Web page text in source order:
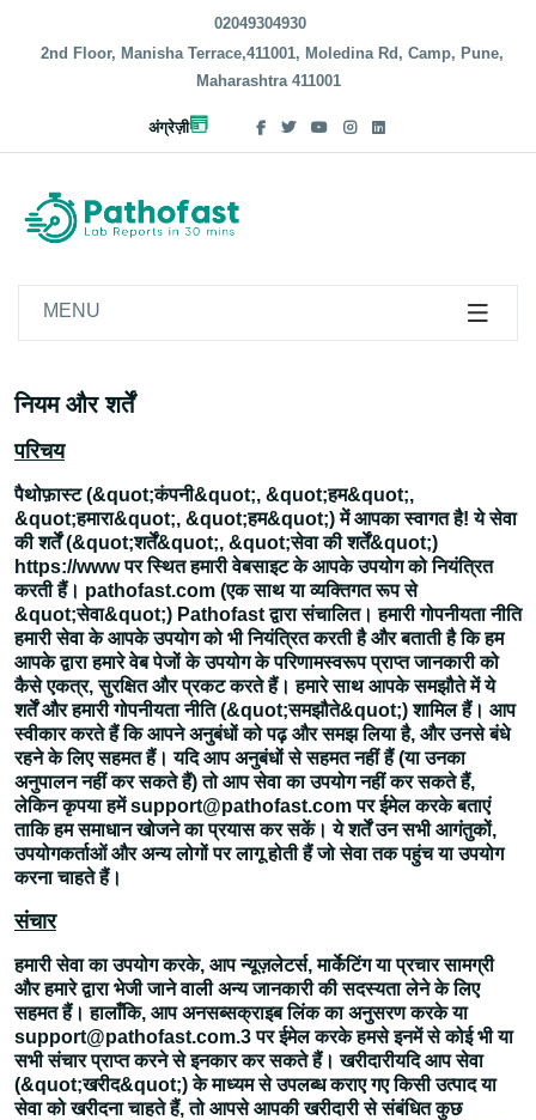
02049304930
2nd Floor, Manisha Terrace,411001, Moledina Rd, Camp, Pune,
Maharashtra 411001
अंग्रेज़ी
MENU
नियम और शर्तें
परिचय
पैथोफ़ास्ट (&quot;कंपनी&quot;, &quot;हम&quot;,
&quot;हमारा&quot;, &quot;हम&quot;) में आपका स्वागत है! ये सेवा
की शर्तें (&quot;शर्तें&quot;, &quot;सेवा की शर्तें&quot;)
https://www पर स्थित हमारी वेबसाइट के आपके उपयोग को नियंत्रित
करती हैं। pathofast.com (एक साथ या व्यक्तिगत रूप से
&quot;सेवा&quot;) Pathofast द्वारा संचालित। हमारी गोपनीयता नीति
हमारी सेवा के आपके उपयोग को भी नियंत्रित करती है और बताती है कि हम
आपके द्वारा हमारे वेब पेजों के उपयोग के परिणामस्वरूप प्राप्त जानकारी को
कैसे एकत्र, सुरक्षित और प्रकट करते हैं। हमारे साथ आपके समझौते में ये
शर्तें और हमारी गोपनीयता नीति (&quot;समझौते&quot;) शामिल हैं। आप
स्वीकार करते हैं कि आपने अनुबंधों को पढ़ और समझ लिया है, और उनसे बंधे
रहने के लिए सहमत हैं। यदि आप अनुबंधों से सहमत नहीं हैं (या उनका
अनुपालन नहीं कर सकते हैं) तो आप सेवा का उपयोग नहीं कर सकते हैं,
लेकिन कृपया हमें support@pathofast.com पर ईमेल करके बताएं
ताकि हम समाधान खोजने का प्रयास कर सकें। ये शर्तें उन सभी आगंतुकों,
उपयोगकर्ताओं और अन्य लोगों पर लागू होती हैं जो सेवा तक पहुंच या उपयोग
करना चाहते हैं।
संचार
हमारी सेवा का उपयोग करके, आप न्यूज़लेटर्स, मार्केटिंग या प्रचार सामग्री
और हमारे द्वारा भेजी जाने वाली अन्य जानकारी की सदस्यता लेने के लिए
सहमत हैं। हालाँकि, आप अनसब्सक्राइब लिंक का अनुसरण करके या
support@pathofast.com.3 पर ईमेल करके हमसे इनमें से कोई भी या
सभी संचार प्राप्त करने से इनकार कर सकते हैं। खरीदारीयदि आप सेवा
(&quot;खरीद&quot;) के माध्यम से उपलब्ध कराए गए किसी उत्पाद या
सेवा को खरीदना चाहते हैं, तो आपसे आपकी खरीदारी से संबंधित कुछ